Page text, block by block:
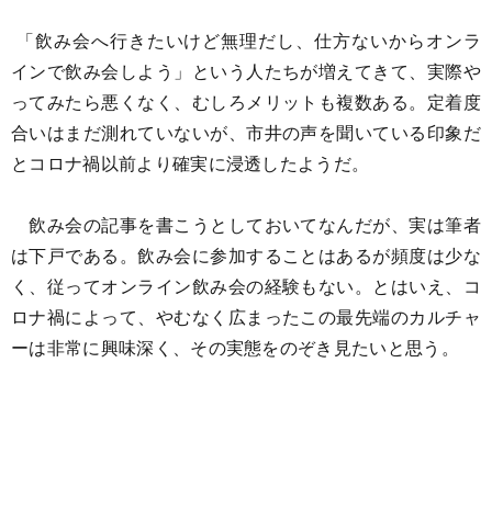
「飲み会へ行きたいけど無理だし、仕方ないからオンラ
インで飲み会しよう」という人たちが増えてきて、実際や
ってみたら悪くなく、むしろメリットも複数ある。定着度
合いはまだ測れていないが、市井の声を聞いている印象だ
とコロナ禍以前より確実に浸透したようだ。
飲み会の記事を書こうとしておいてなんだが、実は筆者
は下戸である。飲み会に参加することはあるが頻度は少な
く、従ってオンライン飲み会の経験もない。とはいえ、コ
ロナ禍によって、やむなく広まったこの最先端のカルチャ
ーは非常に興味深く、その実態をのぞき見たいと思う。